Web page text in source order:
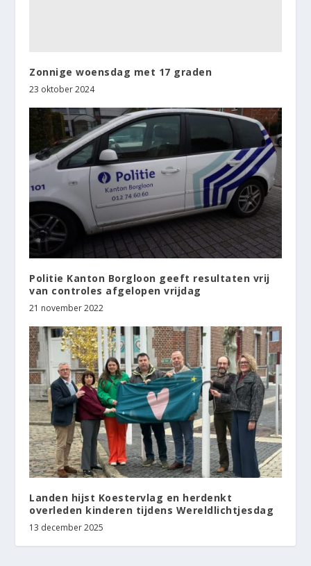
Zonnige woensdag met 17 graden
23 oktober 2024
Politie Kanton Borgloon geeft resultaten vrij
van controles afgelopen vrijdag
21 november 2022
Landen hijst Koestervlag en herdenkt
overleden kinderen tijdens Wereldlichtjesdag
13 december 2025